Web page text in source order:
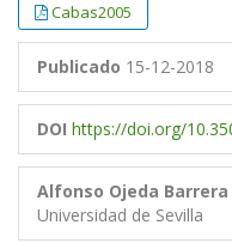
Cabas2005
Publicado 15-12-2018
DOI https://doi.org/
Alfonso Ojeda Barrera
Universidad de Sevilla